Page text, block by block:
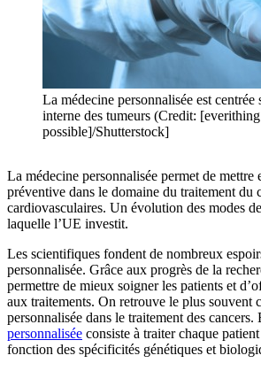
La médecine personnalisée est centrée
interne des tumeurs (Credit: [everithing
possible]/Shutterstock]
La médecine personnalisée permet de mettre
préventive dans le domaine du traitement du
cardiovasculaires. Un évolution des modes
laquelle l’UE investit.
Les scientifiques fondent de nombreux
personnalisée. Grâce aux progrès de la
permettre de mieux soigner les patients et
aux traitements. On retrouve le plus souvent
personnalisée dans le traitement des cancers.
personnalisée consiste à traiter chaque
fonction des spécificités génétiques et